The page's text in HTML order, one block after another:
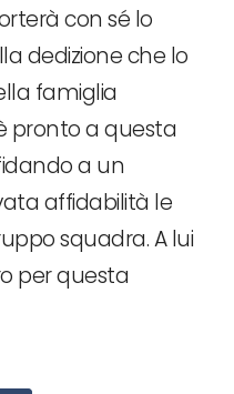
con sé lo
dedizione che lo
famiglia
pronto a questa
a un
affidabilità le
squadra. A lui
per questa